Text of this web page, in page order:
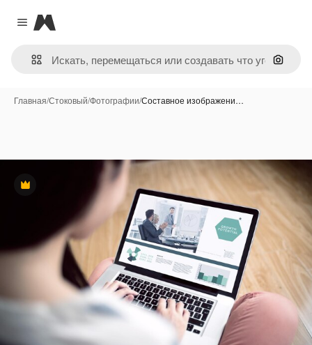
Close menu
Magnific
Поиск
Главная/Стоковый/Фотографии/Составное изображени…
Премиум